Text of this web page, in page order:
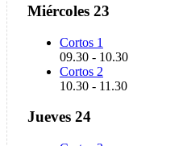
Miércoles 23
Cortos 1
09.30 - 10.30
Cortos 2
10.30 - 11.30
Jueves 24